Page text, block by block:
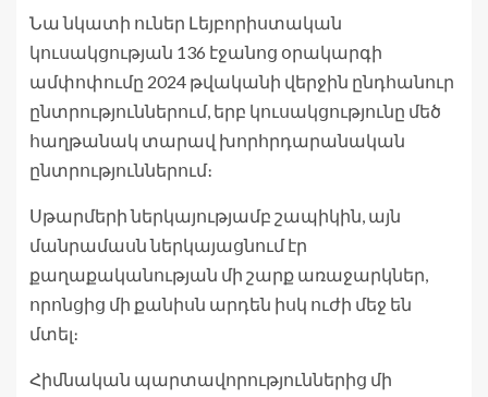
Նա նկատի ուներ Լեյբորիստական ​​
կուսակցության 136 էջանոց օրակարգի
ամփոփումը 2024 թվականի վերջին ընդհանուր
ընտրություններում, երբ կուսակցությունը մեծ
հաղթանակ տարավ խորհրդարանական
ընտրություններում։
Սթարմերի ներկայությամբ շապիկին, այն
մանրամասն ներկայացնում էր
քաղաքականության մի շարք առաջարկներ,
որոնցից մի քանիսն արդեն իսկ ուժի մեջ են
մտել։
Հիմնական պարտավորություններից մի